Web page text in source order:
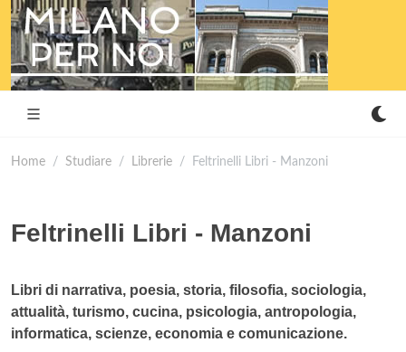
Home Studiare Librerie Feltrinelli Libri - Manzoni
Feltrinelli Libri - Manzoni
Libri di narrativa, poesia, storia, filosofia, sociologia,
attualità, turismo, cucina, psicologia, antropologia,
informatica, scienze, economia e comunicazione.